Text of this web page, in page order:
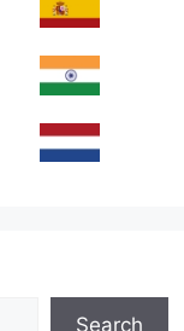
Search